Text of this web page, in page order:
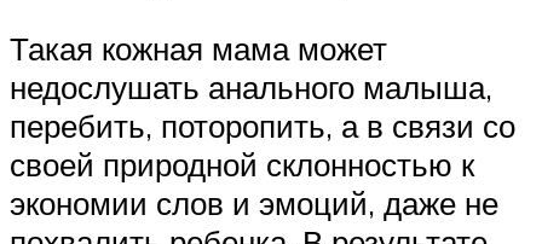
Такая кожная мама может
недослушать анального малыша,
перебить, поторопить, а в связи со
своей природной склонностью к
экономии слов и эмоций, даже не